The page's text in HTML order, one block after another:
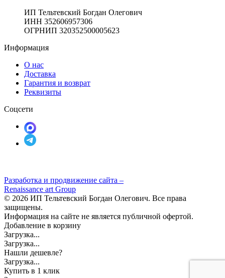
ИП Тельтевский Богдан Олегович
ИНН 352606957306
ОГРНИП 320352500005623
Информация
О нас
Доставка
Гарантия и возврат
Реквизиты
Соцсети
Разработка и продвижение сайта –
Renaissance art Group
© 2026 ИП Тельтевский Богдан Олегович. Все права
защищены.
Информация на сайте не является публичной офертой.
Добавление в корзину
Загрузка...
Загрузка...
Нашли дешевле?
Загрузка...
Купить в 1 клик